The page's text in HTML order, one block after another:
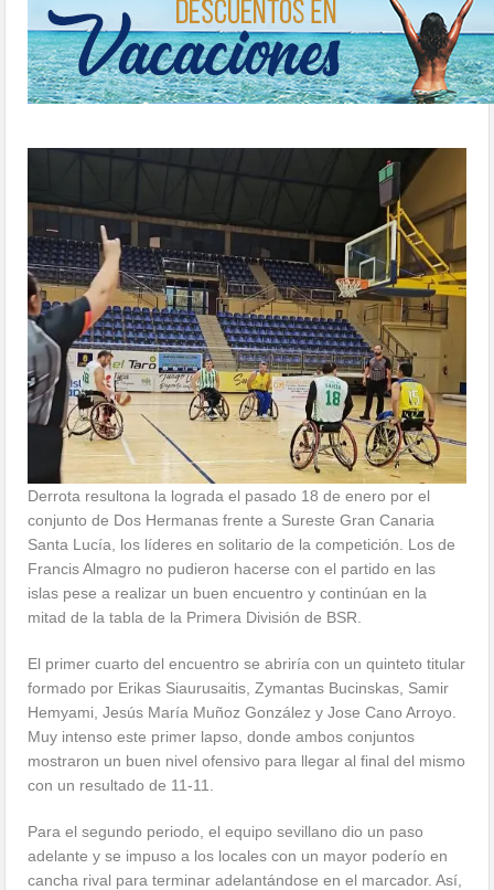
Derrota resultona la lograda el pasado 18 de enero por el
conjunto de Dos Hermanas frente a Sureste Gran Canaria
Santa Lucía, los líderes en solitario de la competición. Los de
Francis Almagro no pudieron hacerse con el partido en las
islas pese a realizar un buen encuentro y continúan en la
mitad de la tabla de la Primera División de BSR.
El primer cuarto del encuentro se abriría con un quinteto titular
formado por Erikas Siaurusaitis, Zymantas Bucinskas, Samir
Hemyami, Jesús María Muñoz González y Jose Cano Arroyo.
Muy intenso este primer lapso, donde ambos conjuntos
mostraron un buen nivel ofensivo para llegar al final del mismo
con un resultado de 11-11.
Para el segundo periodo, el equipo sevillano dio un paso
adelante y se impuso a los locales con un mayor poderío en
cancha rival para terminar adelantándose en el marcador. Así,